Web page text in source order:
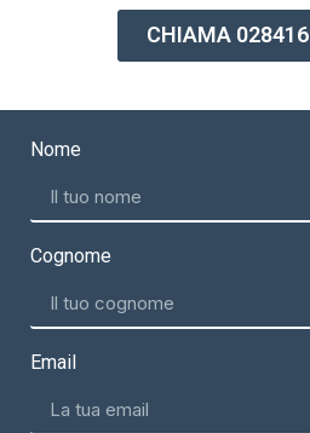
CHIAMA
Nome
Cognome
Email